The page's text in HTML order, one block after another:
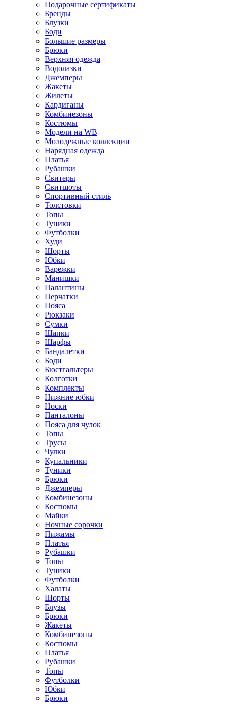
Подарочные сертификаты
Бренды
Блузки
Боди
Большие размеры
Брюки
Верхняя одежда
Водолазки
Джемперы
Жакеты
Жилеты
Кардиганы
Комбинезоны
Костюмы
Модели на WB
Молодежные коллекции
Нарядная одежда
Платья
Рубашки
Свитеры
Свитшоты
Спортивный стиль
Толстовки
Топы
Туники
Футболки
Худи
Шорты
Юбки
Варежки
Манишки
Палантины
Перчатки
Пояса
Рюкзаки
Сумки
Шапки
Шарфы
Бандалетки
Боди
Бюстгальтеры
Колготки
Комплекты
Нижние юбки
Носки
Панталоны
Поясa для чулок
Топы
Трусы
Чулки
Купальники
Туники
Брюки
Джемперы
Комбинезоны
Костюмы
Майки
Ночные сорочки
Пижамы
Платья
Рубашки
Топы
Туники
Футболки
Халаты
Шорты
Блузы
Брюки
Жакеты
Комбинезоны
Костюмы
Платья
Рубашки
Топы
Футболки
Юбки
Брюки